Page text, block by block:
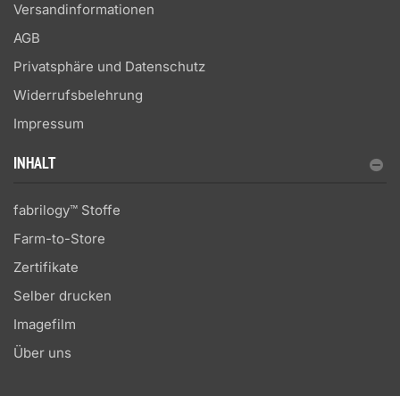
Versandinformationen
AGB
Privatsphäre und Datenschutz
Widerrufsbelehrung
Impressum
INHALT
fabrilogy™ Stoffe
Farm-to-Store
Zertifikate
Selber drucken
Imagefilm
Über uns